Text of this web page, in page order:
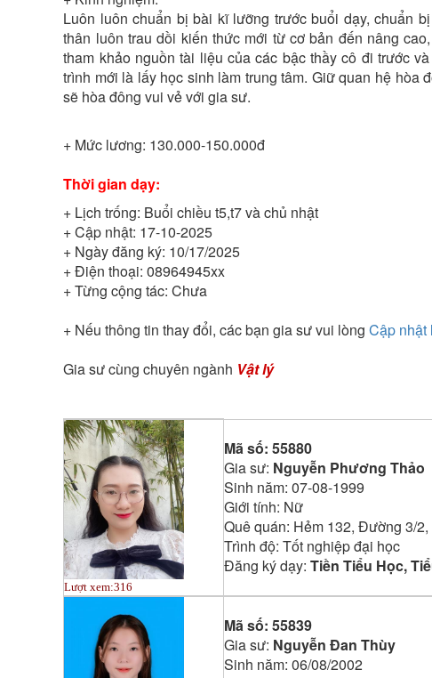
Luôn luôn chuẩn bị bài kĩ lưỡng trước buổi dạy, chuẩn
thân luôn trau dồi kiến thức mới từ cơ bản đến nâng
tham khảo nguồn tài liệu của các bậc thầy cô đi trước
trình mới là lấy học sinh làm trung tâm. Giữ quan hệ hòa
sẽ hòa đông vui vẻ với gia sư.
+ Mức lương: 130.000-150.000đ
Thời gian dạy:
+ Lịch trống: Buổi chiều t5,t7 và chủ nhật
+ Cập nhật: 17-10-2025
+ Ngày đăng ký: 10/17/2025
+ Điện thoại:08964945xx
+ Từng cộng tác:Chưa
+ Nếu thông tin thay đổi, các bạn gia sư vui lòngCập nhật
Gia sư cùng chuyên ngành Vật lý
Lượt xem:316
Mã số:55880
Gia sư: Nguyễn Phương Thảo
Sinh năm:07-08-1999
Giới tính: Nữ
Quê quán: Hẻm 132, Đường 3/
Trình độ:Tốt nghiệp đại học
Đăng ký dạy:Tiền Tiểu Học,
Mã số:55839
Gia sư: Nguyễn Đan Thùy
Sinh năm:06/08/2002